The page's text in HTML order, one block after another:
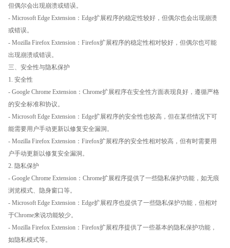
但偶尔会出现崩溃或错误。
- Microsoft Edge Extension：Edge扩展程序的稳定性较好，但偶尔也会出现崩溃
或错误。
- Mozilla Firefox Extension：Firefox扩展程序的稳定性相对较好，但偶尔也可能
出现崩溃或错误。
三、安全性与隐私保护
1. 安全性
- Google Chrome Extension：Chrome扩展程序在安全性方面表现良好，遵循严格
的安全标准和协议。
- Microsoft Edge Extension：Edge扩展程序的安全性也较高，但在某些情况下可
能需要用户手动更新以修复安全漏洞。
- Mozilla Firefox Extension：Firefox扩展程序的安全性相对较高，但有时需要用
户手动更新以修复安全漏洞。
2. 隐私保护
- Google Chrome Extension：Chrome扩展程序提供了一些隐私保护功能，如无痕
浏览模式、隐身窗口等。
- Microsoft Edge Extension：Edge扩展程序也提供了一些隐私保护功能，但相对
于Chrome来说功能较少。
- Mozilla Firefox Extension：Firefox扩展程序提供了一些基本的隐私保护功能，
如隐私模式等。